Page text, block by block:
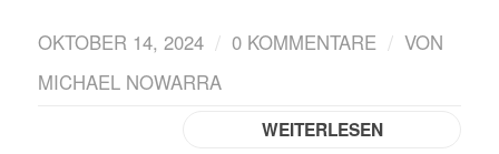
OKTOBER 14, 2024 / 0 KOMMENTARE / VON
MICHAEL NOWARRA
WEITERLESEN